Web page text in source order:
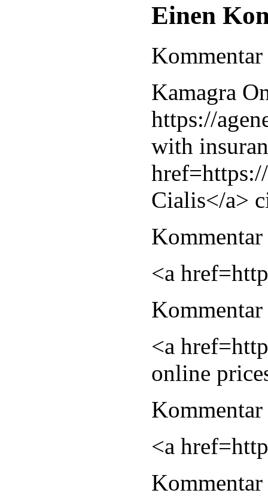
Einen
Kamagra
https://
with
Cialis</a>
<a
<a
online
<a